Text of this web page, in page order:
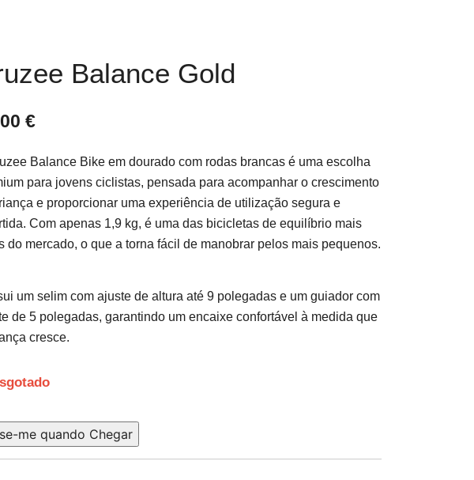
Balance Gold
€
Balance Bike em dourado com rodas brancas é uma escolha
para jovens ciclistas, pensada para acompanhar o crescimento
e proporcionar uma experiência de utilização segura e
Com apenas 1,9 kg, é uma das bicicletas de equilíbrio mais
do mercado, o que a torna fácil de manobrar pelos mais pequenos.
um selim com ajuste de altura até 9 polegadas e um guiador com
de 5 polegadas, garantindo um encaixe confortável à medida que
cresce.
me quando Chegar